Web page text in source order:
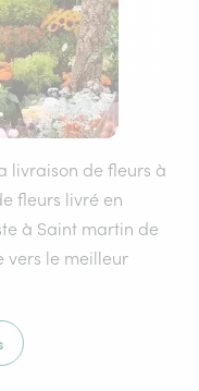
livraison de fleurs à
fleurs livré en
à Saint martin de
vers le meilleur